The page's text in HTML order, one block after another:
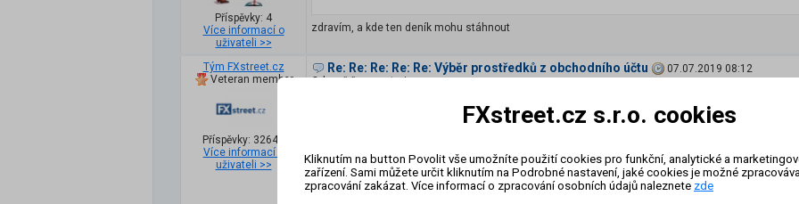
Příspěvky: 4
Více informací o
uživateli >>
zdravím, a kde ten deník mohu stáhnout
Tým FXstreet.cz
Veteran member
Příspěvky: 32642
Více informací o
uživateli >>
Re: Re: Re: Re: Re: Výběr prostředků z obchodního účtu
07.07.2019 08:12
Odpověď na: portorico
zdravím, a kde ten deník mohu stáhnout
Dobrý den, obchodní deník mají k dispozici členové naší VIP zóny: https://www.fxstreet.cz/vip-
Tým traderů společnosti FXstreet.cz
FXstreet.cz s.r.o. cookies
Kliknutím na button Povolit vše umožníte použití cookies pro funkční, analytické a
zařízení. Sami můžete určit kliknutím na Podrobné nastavení, jaké cookies je možné
zpracování zakázat. Více informací o zpracování osobních údajů naleznete zde